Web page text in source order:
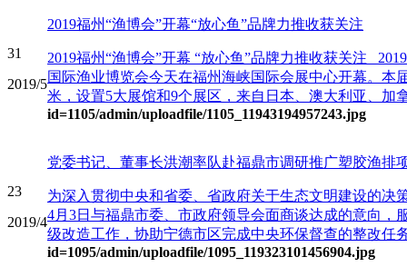
31
2019/5
2019福州“渔博会”开幕“放心鱼”品牌力推收获关注
2019福州“渔博会”开幕 “放心鱼”品牌力推收获关注
国际渔业博览会今天在福州海峡国际会展中心开幕。本
米，设置5大展馆和9个展区，来自日本、澳大利亚、加
id=1105/admin/uploadfile/1105_11943194957243.jpg
23
2019/4
党委书记、董事长洪潮率队赴福鼎市调研推广塑胶渔排
为深入贯彻中央和省委、省政府关于生态文明建设的决
4月3日与福鼎市委、市政府领导会面商谈达成的意向，
级改造工作，协助宁德市区完成中央环保督查的整改任
id=1095/admin/uploadfile/1095_119323101456904.jpg